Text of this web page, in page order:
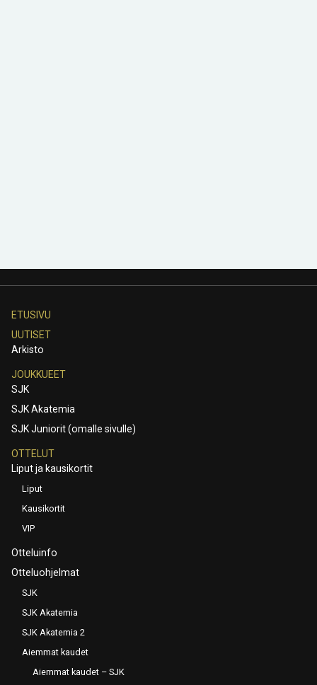
ETUSIVU
UUTISET
Arkisto
JOUKKUEET
SJK
SJK Akatemia
SJK Juniorit (omalle sivulle)
OTTELUT
Liput ja kausikortit
Liput
Kausikortit
VIP
Otteluinfo
Otteluohjelmat
SJK
SJK Akatemia
SJK Akatemia 2
Aiemmat kaudet
Aiemmat kaudet – SJK